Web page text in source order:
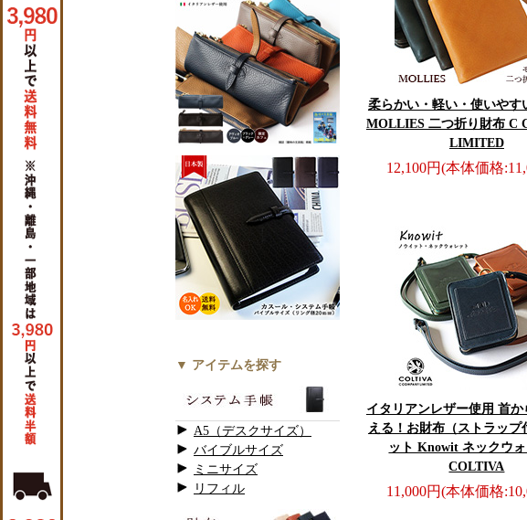
▼ アイテムを探す
A5（デスクサイズ）
バイブルサイズ
ミニサイズ
リフィル
柔らかい・軽い・使いやす
MOLLIES 二つ折り財布 C
LIMITED
12,100円(本体価格
イタリアンレザー使用 首
える！お財布（ストラップ
ット Knowit ネックウ
COLTIVA
11,000円(本体価格